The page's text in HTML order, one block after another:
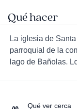
Qué hacer
La iglesia de
parroquial de la
lago de Bañolas.
Qué ver cerca